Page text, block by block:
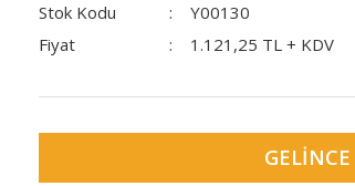
Stok Kodu
Y00130
Fiyat
1.121,25 TL + KDV